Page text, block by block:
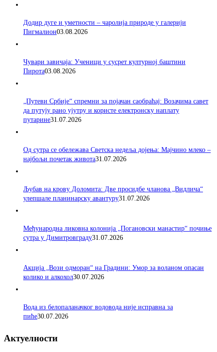
Додир дуге и уметности – чаролија природе у галерији
Пигмалион03.08.2026
Чувари завичаја: Ученици у сусрет културној баштини
Пирота03.08.2026
„Путеви Србије“ спремни за појачан саобраћај: Возачима савет
да путују рано ујутру и користе електронску наплату
путарине31.07.2026
Од сутра се обележава Светска недеља дојења: Мајчино млеко –
најбољи почетак живота31.07.2026
Љубав на крову Доломита: Две просидбе чланова „Видлича“
улепшале планинарску авантуру31.07.2026
Међународна ликовна колонија „Погановски манастир“ почиње
сутра у Димитровграду31.07.2026
Акција „Вози одморан“ на Градини: Умор за воланом опасан
колико и алкохол30.07.2026
Вода из белопаланачког водовода није исправна за
пиће30.07.2026
Актуелности